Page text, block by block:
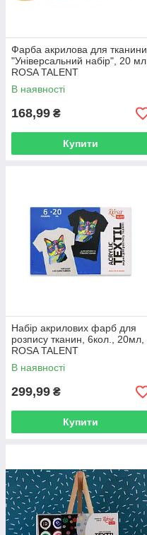
Фарба акрилова для тканини
"Універсальний набір", 20 мл,
ROSA TALENT
В наявності
168,99 ₴
Купити
Набір акрилових фарб для
розпису тканин, 6кол., 20мл,
ROSA TALENT
В наявності
299,99 ₴
Купити